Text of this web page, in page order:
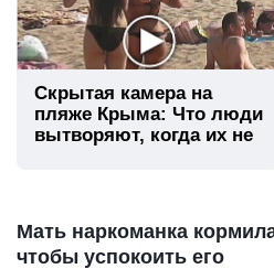
Скрытая камера на
пляже Крыма: Что люди
вытворяют, когда их не
Мать наркоманка
чтобы успокоить его